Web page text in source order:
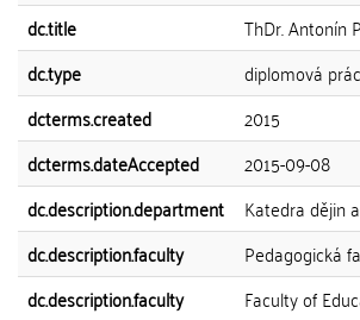
dc.title
ThDr. Antonín
dc.type
diplomová
dcterms.created
2015
dcterms.dateAccepted
2015-09-08
dc.description.department
Katedra dějin
dc.description.faculty
Pedagogická
dc.description.faculty
Faculty of